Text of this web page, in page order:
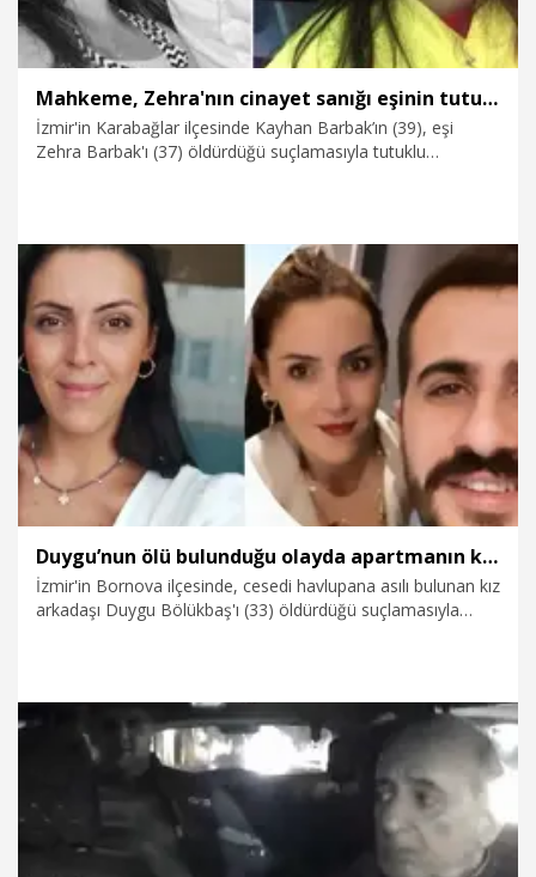
Mahkeme, Zehra'nın cinayet sanığı eşinin tutumunu takdiri indirim nedeni olarak dikkate almadı
İzmir'in Karabağlar ilçesinde Kayhan Barbak’ın (39), eşi
Zehra Barbak'ı (37) öldürdüğü suçlamasıyla tutuklu
Zehra'yı öldürme kastıyla hareket ettiği hususunda tereddüt
bulunmadığı, duruşmada mahkemeyi etkilemeye yönelik
şekli tutum ve davranışlarının takdiri indirim nedeni olarak
dikkate alınmadığı belirtildi.
4.07.2026 Gündem
Duygu’nun ölü bulunduğu olayda apartmanın kamera kayıtları istenecek
İzmir'in Bornova ilçesinde, cesedi havlupana asılı bulunan kız
arkadaşı Duygu Bölükbaş'ı (33) öldürdüğü suçlamasıyla
günündeki apartman kamera kayıtlarına ulaşmak için
kamera firmasına yazı yazılmasına ve diğer eksik belgelerin
giderilmesine hükmedip, duruşmayı erteledi.